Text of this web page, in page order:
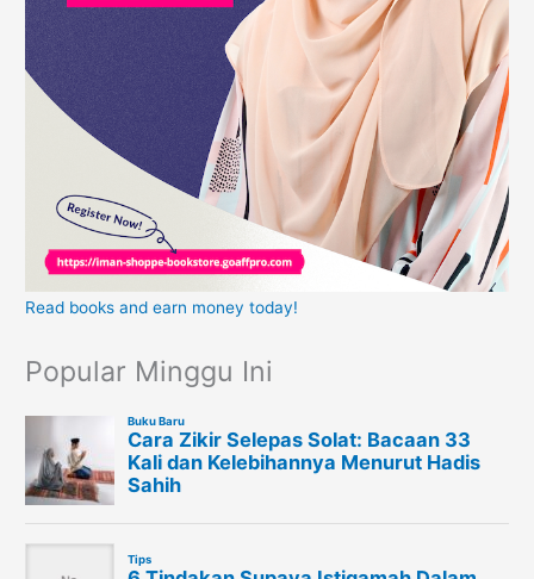
Read books and earn money today!
Popular Minggu Ini